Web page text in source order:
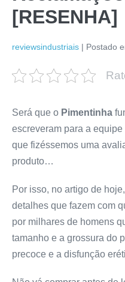
[RESENHA]
reviewsindustriais | Postado
Será que o Pimentinha
escreveram para a
que fizéssemos uma
produto…
Por isso, no artigo de
detalhes que fazem com
por milhares de homens
tamanho e a grossura do
precoce e a disfunção